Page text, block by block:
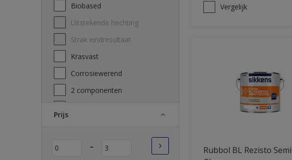
Biobased
Uitstekende hechting
Strak eindresultaat
Krasvast
Corrosiewerend
2 componenten
Wasbaar
Prijs
-
Vergelijk
Rubbol BL Rezisto